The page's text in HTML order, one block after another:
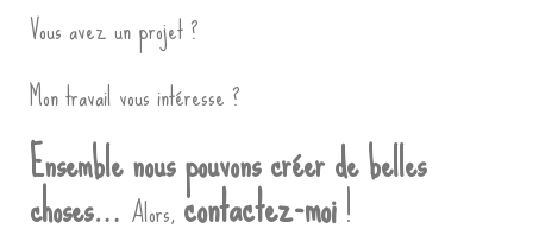
Vous avez un projet ?
Mon travail vous intéresse ?
Ensemble nous pouvons créer de belles
choses… Alors, contactez-moi!